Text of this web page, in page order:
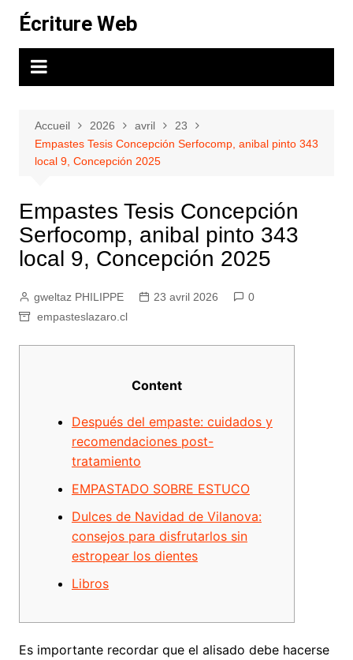
contenu
Écriture Web
Accueil 2026 avril
23
Empastes Tesis Concepción Serfocomp, anibal pinto 343
local 9, Concepción 2025
Empastes Tesis Concepción
Serfocomp, anibal pinto 343
local 9, Concepción 2025
gweltaz PHILIPPE 23 avril 2026
0
empasteslazaro.cl
Content
Después del empaste: cuidados y
recomendaciones post-
tratamiento
EMPASTADO SOBRE ESTUCO
Dulces de Navidad de Vilanova:
consejos para disfrutarlos sin
estropear los dientes
Libros
Es importante recordar que el alisado debe hacerse